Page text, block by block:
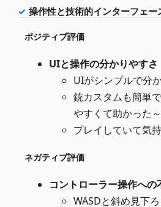
操作性と技術的インターフェー
ポジティブ評価
UIと操作の分かりやすさ
UIがシンプルで分
銃カスタムも簡単
やすくて助かった～
プレイしていて気持
ネガティブ評価
コントローラー操作への
WASDと斜め見下